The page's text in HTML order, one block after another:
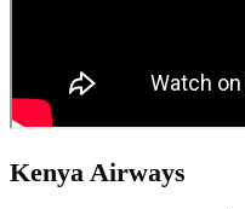
Kenya Airways